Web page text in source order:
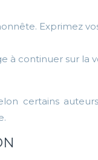
Exprimez
à continuer sur
certains